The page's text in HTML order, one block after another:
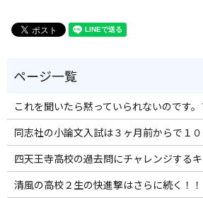
これを聞いたら黙っていられないのです。
同志社の小論文入試は３ヶ月前からで１
四天王寺高校の過去問にチャレンジするキ
清風の高校２生の快進撃はさらに続く！！